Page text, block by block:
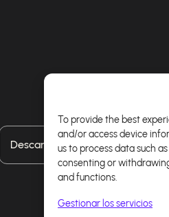
To provide the best
and/or access device
us to process data such
consenting or
and functions.
Gestionar los servicios
Descarga nuestra aplicación